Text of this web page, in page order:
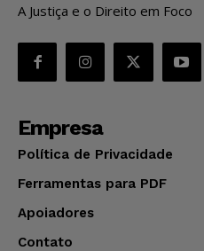
A Justiça e o Direito em Foco
Empresa
Política de Privacidade
Ferramentas para PDF
Apoiadores
Contato